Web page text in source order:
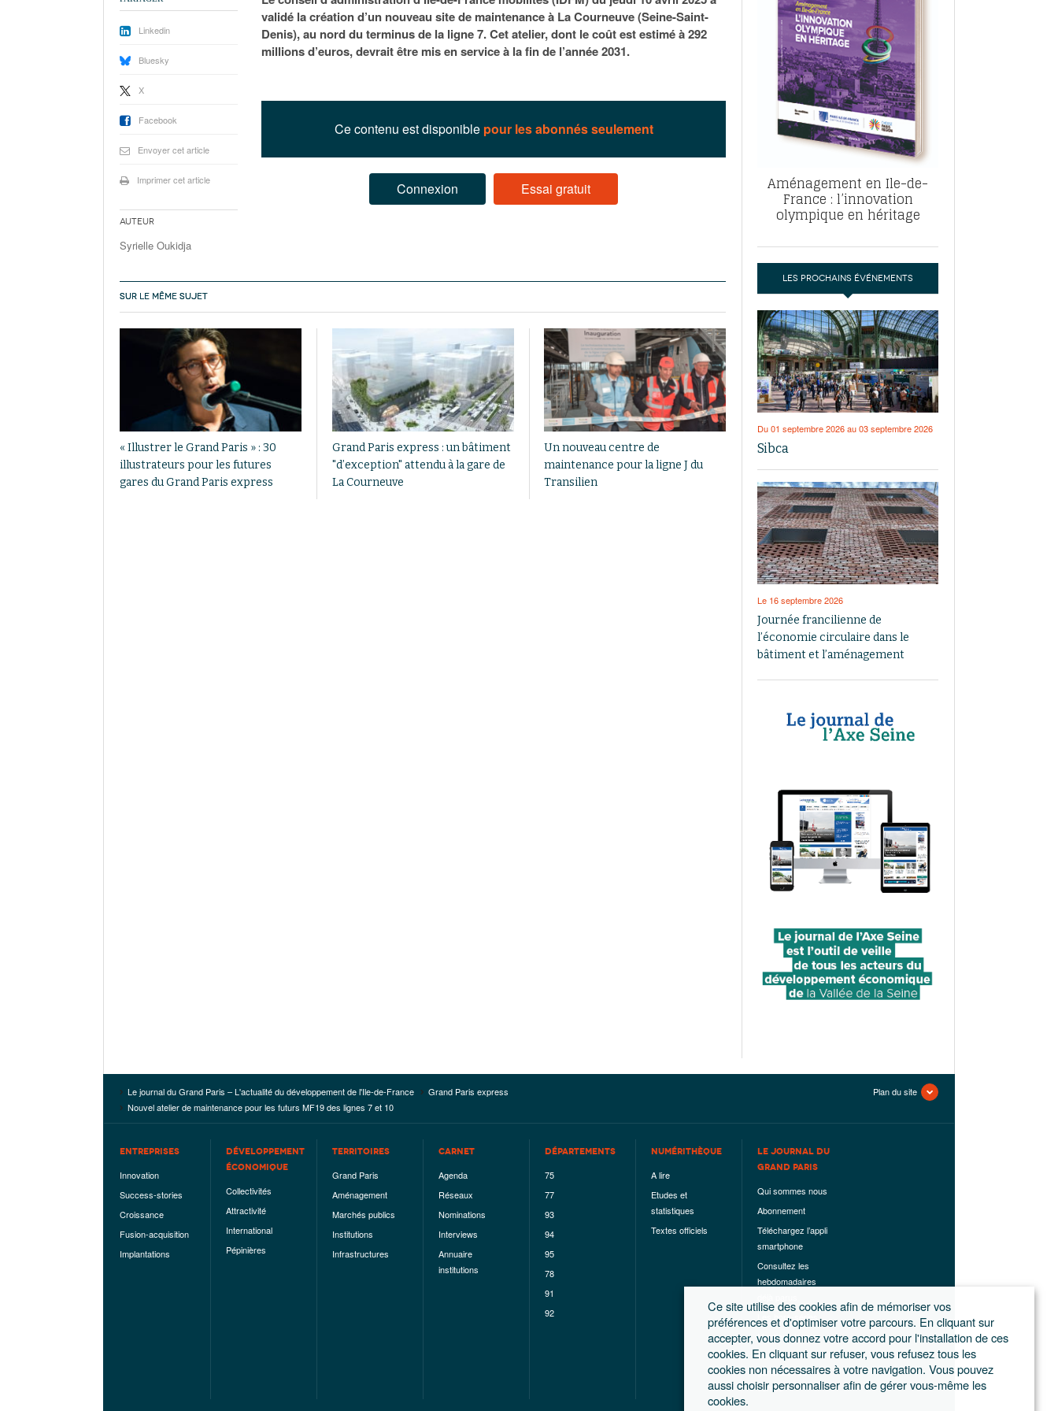
À Paris, les cadres de la tech et de la finance
-
16 juillet 2026
janvier 2026
Municipales 2026 : la CCI livre 23 pistes pour
janvier 2026
Exclusif – Apex, ABF, ZAC : F. Vauglin détaille sa
feuille de route pour l’urbanisme parisien- 17
À Paris, les cadres de la tech et de la finance
redessinent le marché de la location de luxe-
validé la création d’un nouveau site de maintenance à La Courneuve (Seine-Saint-
Denis), au nord du terminus de la ligne 7. Cet atelier, dont le coût est estimé à 292
millions d’euros, devrait être mis en service à la fin de l’année 2031.
Ce contenu est disponible pour les abonnés seulement
Connexion Essai gratuit
Linkedin
Bluesky
X
Facebook
Envoyer cet article
Imprimer cet article
Auteur
Syrielle Oukidja
SUR LE MÊME SUJET
« Illustrer le Grand Paris » : 30
illustrateurs pour les futures
gares du Grand Paris express
Grand Paris express : un bâtiment
"d’exception" attendu à la gare de
La Courneuve
Un nouveau centre de
maintenance pour la ligne J du
Transilien
Aménagement en Ile-de-
France : l’innovation
olympique en héritage
LES PROCHAINS ÉVÉNEMENTS
Du 01 septembre 2026 au 03 septembre 2026
Sibca
Le 16 septembre 2026
Journée francilienne de
l’économie circulaire dans le
bâtiment et l’aménagement
Le journal du Grand Paris – L'actualité du développement de l'Ile-de-France
Grand Paris express
Nouvel atelier de maintenance pour les futurs MF19 des lignes 7 et 10
Plan du site
ENTREPRISES
Innovation
Success-stories
Croissance
Fusion-acquisition
Implantations
DÉVELOPPEMENT
ÉCONOMIQUE
Collectivités
Attractivité
International
Pépinières
TERRITOIRES
Grand Paris
Aménagement
Marchés publics
Institutions
Infrastructures
CARNET
Agenda
Réseaux
Nominations
Interviews
Annuaire
institutions
DÉPARTEMENTS
75
77
93
94
95
78
91
92
NUMÉRITHÈQUE
A lire
Etudes et
statistiques
Textes officiels
LE JOURNAL DU
GRAND PARIS
Qui sommes nous
Abonnement
Téléchargez l’appli
smartphone
Consultez les
hebdomadaires
Les hors-séries
Mentions légales
Conditions
générales de
ventes
Ce site utilise des cookies afin de mémoriser vos
préférences et d'optimiser votre parcours. En cliquant sur
accepter, vous donnez votre accord pour l'installation de ces
cookies. En cliquant sur refuser, vous refusez tous les
cookies non nécessaires à votre navigation. Vous pouvez
aussi choisir personnaliser afin de gérer vous-même les
cookies.